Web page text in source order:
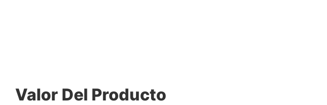
Valor Del Producto